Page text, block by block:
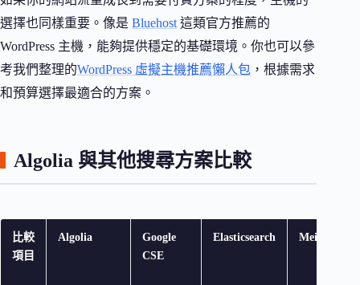
選擇也同樣重要。像是 Bluehost 這類官方推薦的
WordPress 主機，能夠提供穩定的基礎環境。你也可以參
考我們整理的WordPress 虛擬主機推薦懶人包 ，根據需求
和預算選擇最適合的方案。
Algolia 與其他搜尋方案比較
比較
項目
Algolia
Google
CSE
Elasticsearch Meilisearch